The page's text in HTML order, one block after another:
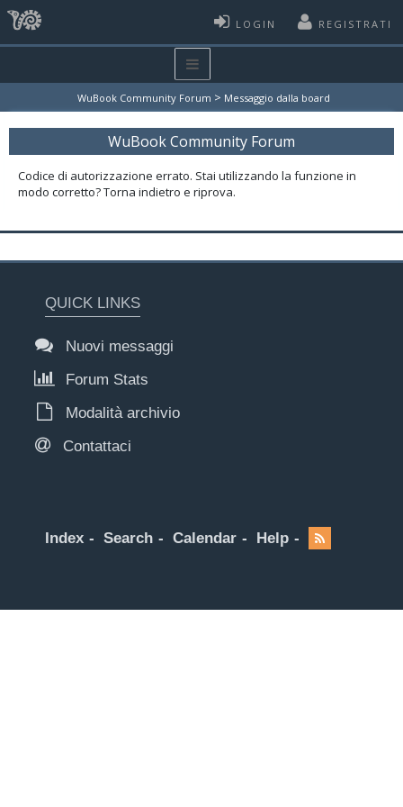
LOGIN REGISTRATI
WuBook Community Forum > Messaggio dalla board
WuBook Community Forum
Codice di autorizzazione errato. Stai utilizzando la funzione in
modo corretto? Torna indietro e riprova.
QUICK LINKS
Nuovi messaggi
Forum Stats
Modalità archivio
Contattaci
Index Search Calendar Help